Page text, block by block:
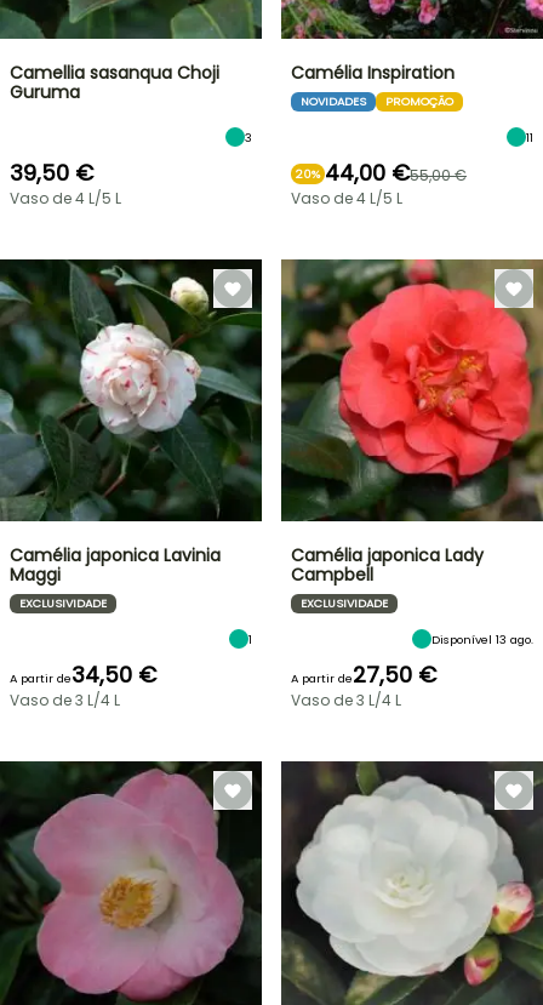
Camellia sasanqua Choji
Guruma
3
39,50 €
Vaso de 4 L/5 L
Camélia Inspiration
NOVIDADES PROMOÇÃO
11
20% 44,00 €55,00 €
Vaso de 4 L/5 L
Camélia japonica Lavinia
Maggi
EXCLUSIVIDADE
1
A partir de34,50 €
Vaso de 3 L/4 L
Camélia japonica Lady
Campbell
EXCLUSIVIDADE
Disponível 13 ago.
A partir de27,50 €
Vaso de 3 L/4 L